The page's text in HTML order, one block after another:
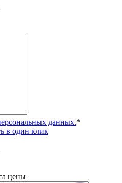
данных.*
в один клик
цены